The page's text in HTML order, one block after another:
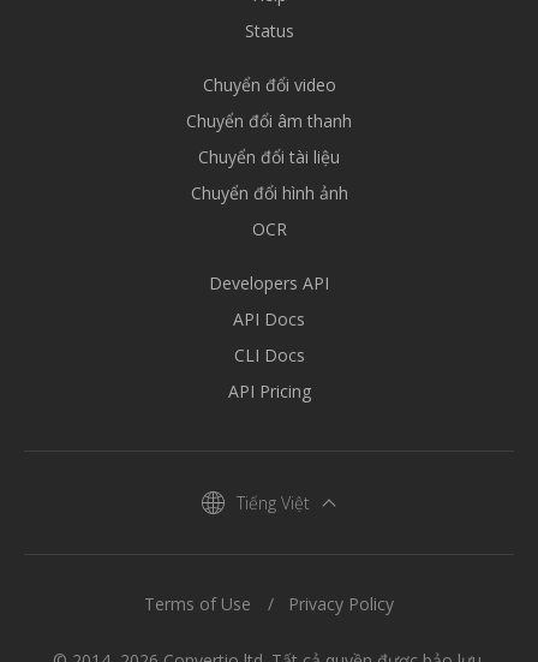
Status
Chuyển đổi video
Chuyển đổi âm thanh
Chuyển đổi tài liệu
Chuyển đổi hình ảnh
OCR
Developers API
API Docs
CLI Docs
API Pricing
Tiếng Việt
Terms of Use Privacy Policy